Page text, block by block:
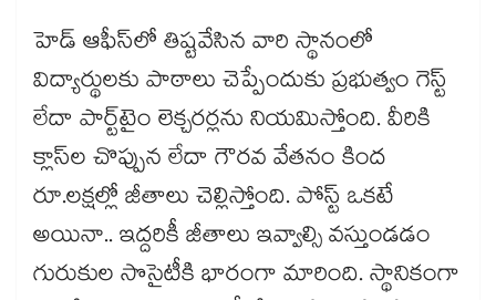
హెడ్‌‌‌‌‌‌‌‌‌‌‌‌‌‌‌‌‌‌‌‌‌‌‌‌‌‌‌‌‌‌‌‌ ఆఫీస్‌‌‌‌‌‌‌‌‌‌‌‌‌‌‌‌‌‌‌‌‌‌‌‌‌‌‌‌‌‌‌‌లో తిష్టవేసిన వారి స్థానంలో
విద్యార్థులకు పాఠాలు చెప్పేందుకు ప్రభుత్వం గెస్ట్
లేదా పార్ట్‌‌‌‌‌‌‌‌‌‌‌‌‌‌‌‌‌‌‌‌‌‌‌‌‌‌‌‌‌‌‌‌టైం లెక్చరర్లను నియమిస్తోంది. వీరికి
క్లాస్‌‌‌‌‌‌‌‌‌‌‌‌‌‌‌‌‌‌‌‌‌‌‌‌‌‌‌‌‌‌‌‌ల చొప్పున లేదా గౌరవ వేతనం కింద
రూ.లక్షల్లో జీతాలు చెల్లిస్తోంది. పోస్ట్‌‌‌‌‌‌‌‌‌‌‌‌‌‌‌‌‌‌‌‌‌‌‌‌‌‌‌‌‌‌‌‌ ఒకటే
అయినా.. ఇద్దరికీ జీతాలు ఇవ్వాల్సి వస్తుండడం
గురుకుల సొసైటీకి భారంగా మారింది. స్థానికంగా